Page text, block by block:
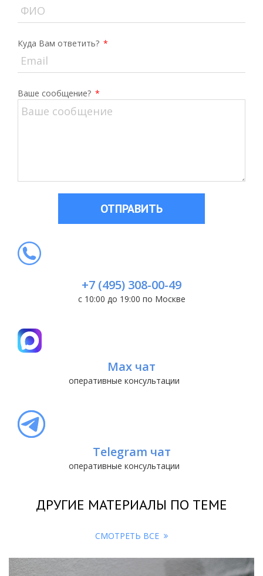
ДРУГИЕ МАТЕРИАЛЫ ПО ТЕМЕ
СМОТРЕТЬ ВСЕ
Куда Вам ответить? *
Ваше сообщение? *
ОТПРАВИТЬ
+7 (495) 308-00-49
с 10:00 до 19:00 по Москве
Max чат
оперативные консультации
Telegram чат
оперативные консультации